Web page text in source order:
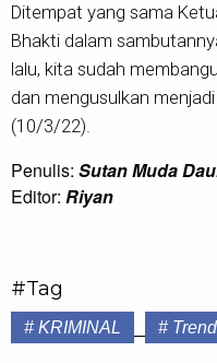
Ditempat yang sama
Bhakti dalam
lalu, kita sudah
dan mengusulkan
(10/3/22).
Penulis: Sutan Muda
Editor: Riyan
#Tag
# KRIMINAL #